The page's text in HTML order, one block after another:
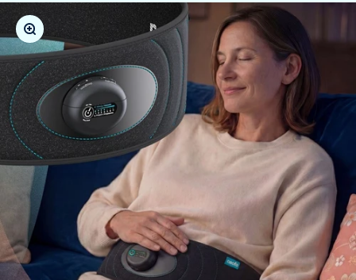
Bild vergrößern